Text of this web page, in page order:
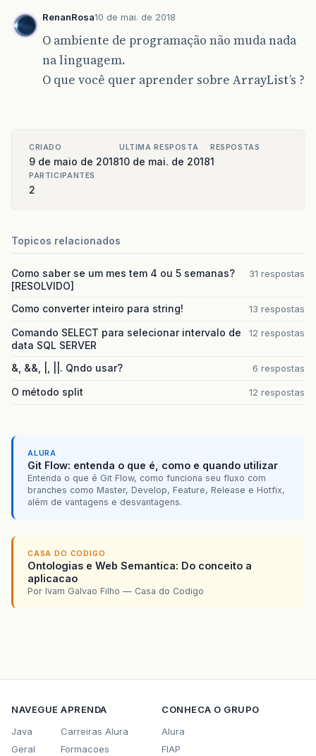
RenanRosa10 de mai. de 2018
O ambiente de programação não muda nada
na linguagem.
O que você quer aprender sobre ArrayList’s ?
CRIADO
9 de maio de 2018
ULTIMA RESPOSTA
10 de mai. de 2018
RESPOSTAS
1
PARTICIPANTES
2
Topicos relacionados
Como saber se um mes tem 4 ou 5 semanas?
[RESOLVIDO]
31 respostas
Como converter inteiro para string! 13 respostas
Comando SELECT para selecionar intervalo de
data SQL SERVER
12 respostas
&, &&, |, ||. Qndo usar? 6 respostas
O método split 12 respostas
ALURA
Git Flow: entenda o que é, como e quando utilizar
Entenda o que é Git Flow, como funciona seu fluxo com
branches como Master, Develop, Feature, Release e Hotfix,
além de vantagens e desvantagens.
CASA DO CODIGO
Ontologias e Web Semantica: Do conceito a
aplicacao
Por Ivam Galvao Filho — Casa do Codigo
NAVEGUE
Java
Geral
APRENDA
Carreiras Alura
Formacoes
CONHECA O GRUPO
Alura
FIAP